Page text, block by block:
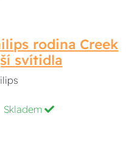
rodina Creek
svítidla
Skladem